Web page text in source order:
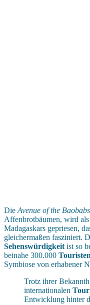
Die Avenue of the Baobabs
Affenbrotbäumen, wird als
Madagaskars gepriesen,
gleichermaßen fasziniert.
Sehenswürdigkeit ist so
beinahe 300.000 Touristen
Symbiose von erhabener
Trotz ihrer
internationalen
Entwicklung hinter